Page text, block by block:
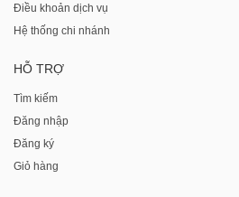
Điều khoản dịch vụ
Hệ thống chi nhánh
HỖ TRỢ
Tìm kiếm
Đăng nhập
Đăng ký
Giỏ hàng